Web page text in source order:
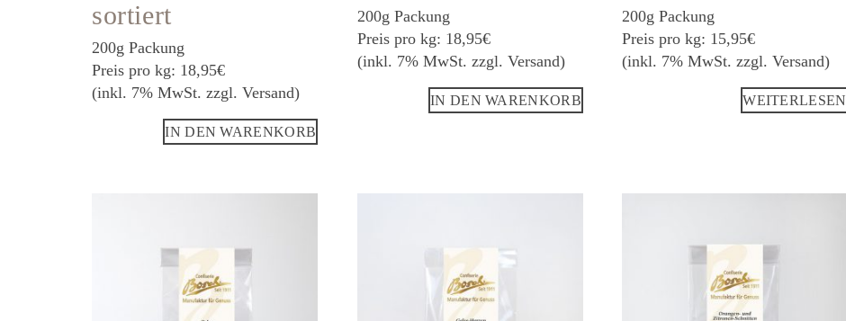
sortiert
200g Packung
Preis pro kg: 18,95€
(inkl. 7% MwSt. zzgl. Versand)
IN DEN WARENKORB
200g Packung
Preis pro kg: 18,95€
(inkl. 7% MwSt. zzgl. Versand)
IN DEN WARENKORB
200g Packung
Preis pro kg: 15,95€
(inkl. 7% MwSt. zzgl. Versand)
WEITERLESEN